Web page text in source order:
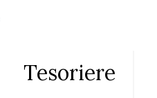
Tesoriere